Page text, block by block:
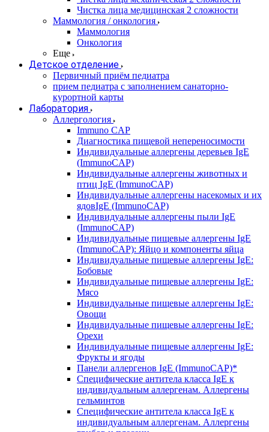
Чистка лица медицинская 2 сложности
Маммология / онкология
Маммология
Онкология
Еще
Детское отделение
Первичный приём педиатра
прием педиатра с заполнением санаторно-
курортной карты
Лаборатория
Аллергология
Immuno CAP
Диагностика пищевой непереносимости
Индивидуальные аллергены деревьев IgE
(ImmunoCAP)
Индивидуальные аллергены животных и
птиц IgE (ImmunoCAP)
Индивидуальные аллергены насекомых и их
ядовIgE (ImmunoCAP)
Индивидуальные аллергены пыли IgE
(ImmunoCAP)
Индивидуальные пищевые аллергены IgE
(ImmunoCAP): Яйцо и компоненты яйца
Индивидуальные пищевые аллергены IgE:
Бобовые
Индивидуальные пищевые аллергены IgE:
Мясо
Индивидуальные пищевые аллергены IgE:
Овощи
Индивидуальные пищевые аллергены IgE:
Орехи
Индивидуальные пищевые аллергены IgE:
Фрукты и ягоды
Панели аллергенов IgE (ImmunoCAP)*
Специфические антитела класса IgE к
индивидуальным аллергенам. Аллергены
гельминтов
Специфические антитела класса IgE к
индивидуальным аллергенам. Аллергены